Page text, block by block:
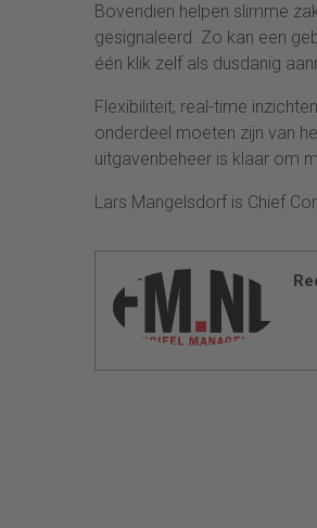
Bovendien helpen slimme
gesignaleerd. Zo kan een
één klik zelf als dusdanig
Flexibiliteit, real-time
onderdeel moeten zijn van
uitgavenbeheer is klaar om
Lars Mangelsdorf is Chief